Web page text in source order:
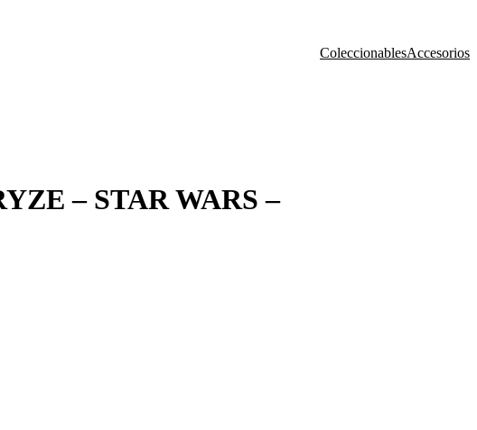
ColeccionablesAccesorios
– STAR WARS –